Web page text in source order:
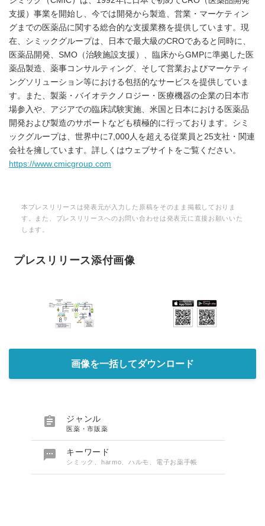
支援）事業を開始し、今では開発から製造、営業・マーケティン
グまでの医薬品に関する総合的な支援業務を提供しています。現
在、シミックグループは、日本で最大級のCROであると同時に、
医薬品開発、SMO（治験施設支援）、臨床からGMPに準拠した医
薬品製造、薬事コンサルティング、そして営業およびマーケティ
ングソリューション等における包括的なサービスを提供していま
す。また、製薬・バイオテクノロジー・医療機器の企業の日本市
場参入や、アジアでの臨床試験実施、米国と日本における医薬品
開発および製造のサポートなども積極的に行っております。シミ
ックグループは、世界中に7,000人を超える従業員と25支社・関連
会社を擁しています。詳しくはウェブサイトをご覧ください。
https://www.cmicgroup.com
本プレスリリースは発表元が入力した原稿をそのまま掲載しておりま
す。また、プレスリリースへのお問い合わせは発表元に直接お願いいた
します。
プレスリリース添付画像
画像を一括してダウンロード
 ジャンル
医薬・市販薬
 キーワード
シミック、harmo、ハルモ、電子お薬手帳